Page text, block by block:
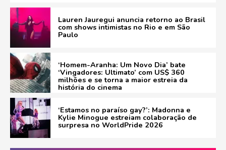
Lauren Jauregui anuncia retorno ao Brasil
com shows intimistas no Rio e em São
Paulo
‘Homem-Aranha: Um Novo Dia’ bate
‘Vingadores: Ultimato’ com US$ 360
milhões e se torna a maior estreia da
história do cinema
‘Estamos no paraíso gay?’: Madonna e
Kylie Minogue estreiam colaboração de
surpresa no WorldPride 2026